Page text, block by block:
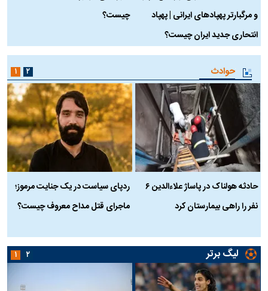
و مرگبارتر پهپادهای ایرانی | پهپاد
انتحاری جدید ایران چیست؟
چیست؟
حوادث
حادثه هولناک در پاساژ علاءالدین ۶
نفر را راهی بیمارستان کرد
ردپای سیاست در یک جنایت مرموز؛
ماجرای قتل مداح معروف چیست؟
۱ ۲
لیگ برتر ۱ ۲